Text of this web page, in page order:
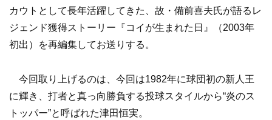
カウトとして長年活躍してきた、故・備前喜夫氏が語るレ
ジェンド獲得ストーリー『コイが生まれた日』（2003年
初出）を再編集してお送りする。
今回取り上げるのは、今回は1982年に球団初の新人王
に輝き、打者と真っ向勝負する投球スタイルから“炎のス
トッパー”と呼ばれた津田恒実。